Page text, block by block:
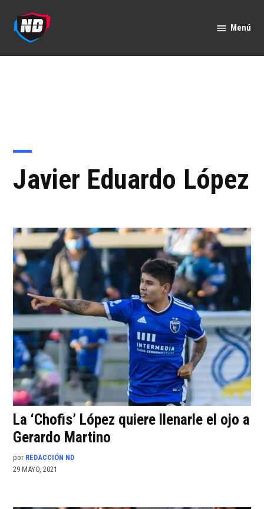
contenido
Menú
Javier Eduardo López
La ‘Chofis’ López quiere llenarle el ojo a
Gerardo Martino
por REDACCIÓN ND
29 MAYO, 2021